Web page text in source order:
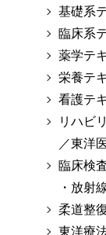
基礎系
臨床系
薬学テ
栄養テ
看護テ
リハビ
／東洋
臨床検
・放射
柔道整
東洋療